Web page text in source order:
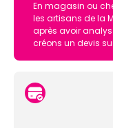
En magasin ou
les artisans de la
après avoir
créons un devis